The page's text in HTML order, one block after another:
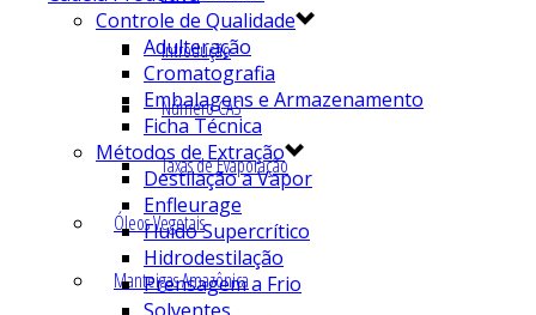
Introdução
Número CAS
Taxas de Evaporação
Óleos Vegetais
Manteigas Amazônica
Controle de Qualidade
Adulteração
Cromatografia
Embalagens e Armazenamento
Ficha Técnica
Métodos de Extração
Destilação a Vapor
Enfleurage
Fluído Supercrítico
Hidrodestilação
Prensagem a Frio